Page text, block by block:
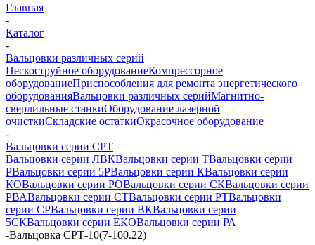
Главная
-
Каталог
-
Вальцовки различных серий
Пескоструйное оборудованиеКомпрессорное
оборудованиеПриспособления для ремонта энергетического
оборудованияВальцовки различных серийМагнитно-
сверлильные станкиОборудование лазерной
очисткиСкладские остаткиОкрасочное оборудование
-
Вальцовки серии СРТ
Вальцовки серии ЛВКВальцовки серии ТВальцовки серии
РВальцовки серии 5РВальцовки серии КВальцовки серии
КОВальцовки серии РОВальцовки серии СКВальцовки серии
РВАВальцовки серии СТВальцовки серии РТВальцовки
серии СРВальцовки серии ВКВальцовки серии
5СКВальцовки серии ЕКОВальцовки серии РА
-Вальцовка СРТ-10(7-100.22)